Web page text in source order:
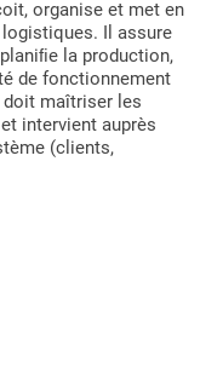
organise et met en
Il assure
la production,
de fonctionnement
maîtriser les
intervient auprès
(clients,